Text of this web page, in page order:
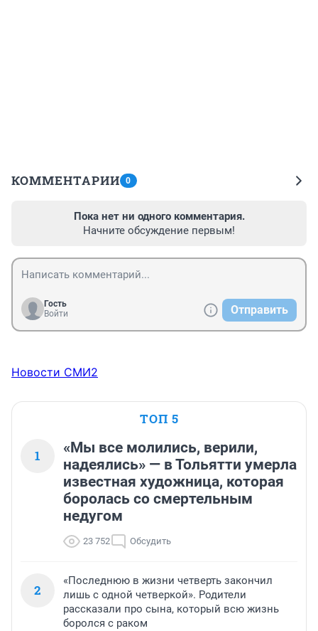
КОММЕНТАРИИ 0
Пока нет ни одного комментария.
Начните обсуждение первым!
Гость
Войти
Отправить
Новости СМИ2
ТОП 5
1
«Мы все молились, верили,
надеялись» — в Тольятти умерла
известная художница, которая
боролась со смертельным
недугом
23 752 Обсудить
2
«Последнюю в жизни четверть закончил
лишь с одной четверкой». Родители
рассказали про сына, который всю жизнь
боролся с раком